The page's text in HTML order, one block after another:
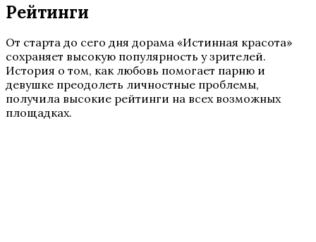
Рейтинги
От старта до сего дня дорама «Истинная красота»
сохраняет высокую популярность у зрителей.
История о том, как любовь помогает парню и
девушке преодолеть личностные проблемы,
получила высокие рейтинги на всех возможных
площадках.